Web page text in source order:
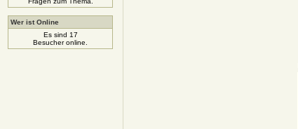
Wer ist Online
Es sind 17
Besucher online.